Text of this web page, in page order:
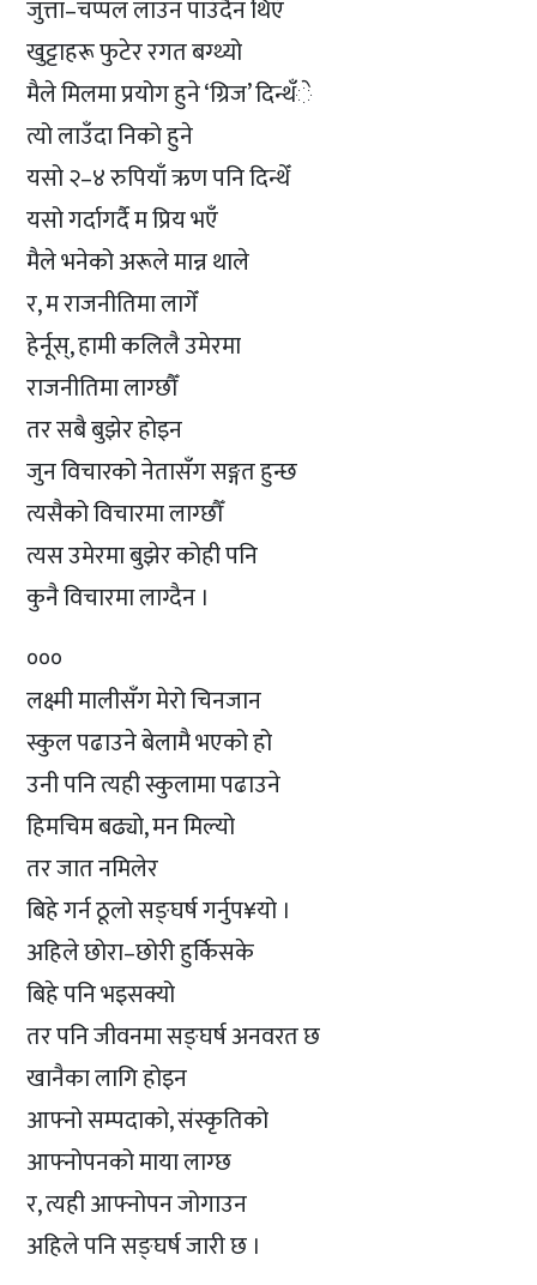
जुत्ता–चप्पल लाउन पाउँदैन थिएँ
खुट्टाहरू फुटेर रगत बग्थ्यो
मैले मिलमा प्रयोग हुने ‘ग्रिज’ दिन्थँे
त्यो लाउँदा निको हुने
यसो २–४ रुपियाँ ऋण पनि दिन्थेँ
यसो गर्दागर्दै म प्रिय भएँ
मैले भनेको अरूले मान्न थाले
र, म राजनीतिमा लागेँ
हेर्नूस्, हामी कलिलै उमेरमा
राजनीतिमा लाग्छौँ
तर सबै बुझेर होइन
जुन विचारको नेतासँग सङ्गत हुन्छ
त्यसैको विचारमा लाग्छौँ
त्यस उमेरमा बुझेर कोही पनि
कुनै विचारमा लाग्दैन ।
०००
लक्ष्मी मालीसँग मेरो चिनजान
स्कुल पढाउने बेलामै भएको हो
उनी पनि त्यही स्कुलामा पढाउने
हिमचिम बढ्यो, मन मिल्यो
तर जात नमिलेर
बिहे गर्न ठूलो सङ्घर्ष गर्नुप¥यो ।
अहिले छोरा–छोरी हुर्किसके
बिहे पनि भइसक्यो
तर पनि जीवनमा सङ्घर्ष अनवरत छ
खानैका लागि होइन
आफ्नो सम्पदाको, संस्कृतिको
आफ्नोपनको माया लाग्छ
र, त्यही आफ्नोपन जोगाउन
अहिले पनि सङ्घर्ष जारी छ ।